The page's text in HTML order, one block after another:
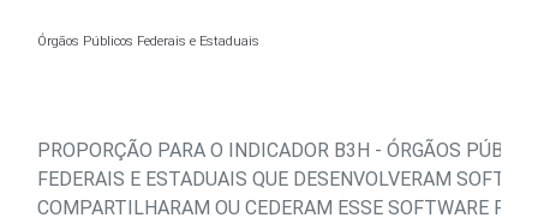
Órgãos Públicos Federais e Estaduais
PROPORÇÃO PARA O INDICADOR B3H - ÓRGÃOS
FEDERAIS E ESTADUAIS QUE DESENVOLVERAM
COMPARTILHARAM OU CEDERAM ESSE SOFTWARE